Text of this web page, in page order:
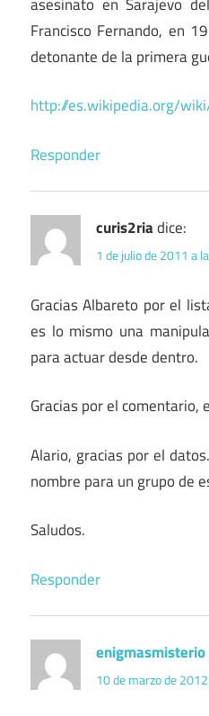
Francisco Fernando, en
detonante de la primera
http://es.wikipedia.org/
Responder
curis2riadice:
1 de julio de 2011 a
Gracias Albareto por el
es lo mismo una
para actuar desde dentro.
Gracias por el comentario,
Alario, gracias por el
nombre para un grupo de
Saludos.
Responder
enigmasmisterio
10 de marzo de